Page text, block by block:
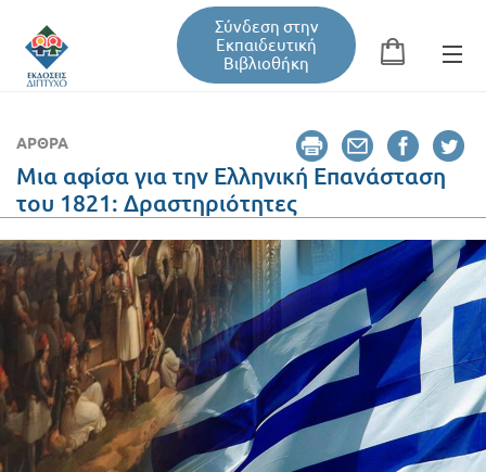
Σύνδεση στην
Εκπαιδευτική
Βιβλιοθήκη
Φόρμα αναζήτησης
Εκπαιδευτική Βιβλιοθήκη
Βιβλία
Σεμινάρια / Συνέδρια
Τεύχη Περιοδικών
ΆΡΘΡΑ
Μια αφίσα για την Ελληνική Επανάσταση
του 1821: Δραστηριότητες